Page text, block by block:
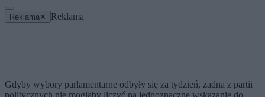
Reklama ✕ Reklama
Gdyby wybory parlamentarne odbyły się za tydzień, żadna z partii
politycznych nie mogłaby liczyć na jednoznaczne wskazanie do